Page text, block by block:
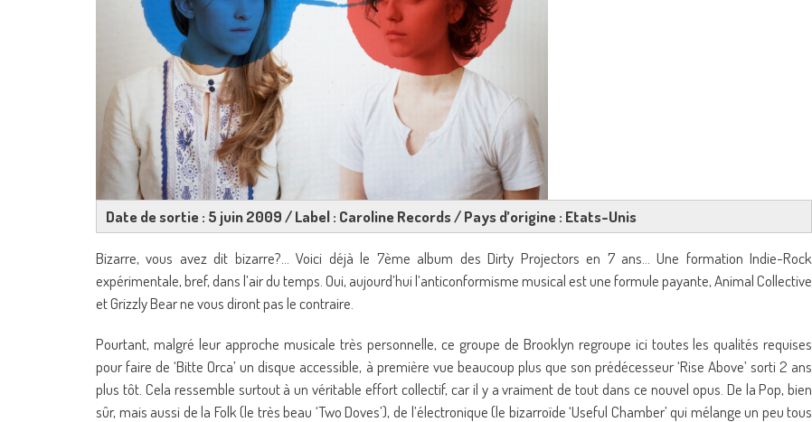
Date de sortie : 5 juin 2009 / Label : Caroline Records / Pays d’origine : Etats-Unis
Bizarre, vous avez dit bizarre?… Voici déjà le 7ème album des Dirty Projectors en 7 ans… Une formation Indie-Rock
expérimentale, bref, dans l’air du temps. Oui, aujourd’hui l’anticonformisme musical est une formule payante, Animal Collective
et Grizzly Bear ne vous diront pas le contraire.
Pourtant, malgré leur approche musicale très personnelle, ce groupe de Brooklyn regroupe ici toutes les qualités requises
pour faire de ‘Bitte Orca’ un disque accessible, à première vue beaucoup plus que son prédécesseur ‘Rise Above’ sorti 2 ans
plus tôt. Cela ressemble surtout à un véritable effort collectif, car il y a vraiment de tout dans ce nouvel opus. De la Pop, bien
sûr, mais aussi de la Folk (le très beau ‘Two Doves’), de l’électronique (le bizarroïde ‘Useful Chamber’ qui mélange un peu tous